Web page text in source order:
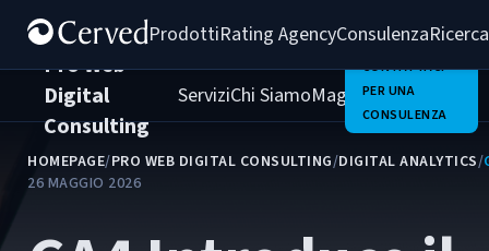
ProdottiRating AgencyConsulenza
Pro Web
Digital
Consulting
ServiziChi SiamoMagazineClienti
CONTATTACI
PER UNA
CONSULENZA
HOMEPAGE/PRO WEB DIGITAL CONSULTING/DIGITAL ANALYTICS/
26 MAGGIO 2026